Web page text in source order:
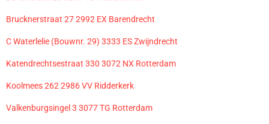
Brucknerstraat 27 2992 EX Barendrecht
C Waterlelie (Bouwnr. 29) 3333 ES Zwijndrecht
Katendrechtsestraat 330 3072 NX Rotterdam
Koolmees 262 2986 VV Ridderkerk
Valkenburgsingel 3 3077 TG Rotterdam